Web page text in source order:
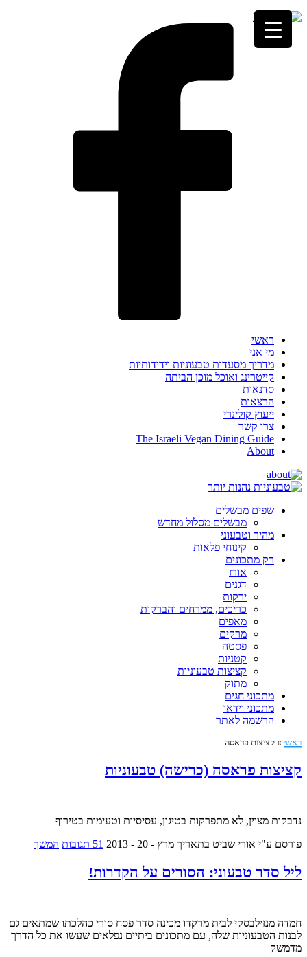
ראשי
מי אני
מדריך מסעדות טבעוניות וידידותיות
קייטרינג ואוכל מוכן הביתה
סדנאות
הרצאות
ייעוץ קולינרי
צרו קשר
The Israeli Vegan Dining Guide
About
שפים מבשלים
מבשלים מסלול מחדש
מהיר וטבעוני
קינוחי פלאות
רק מתכונים
אורז
דגנים
ירקות
כריכים, ממרחים והברקות
מאפים
מרקים
פסטה
קטניות
קציצות טבעוניות
מתוק
מתכוני חגים
מתכוני וידאו
הרשמה לאתר
ראשי » קציצות פראסה
קציצות פראסה (כרישה) טבעוניות
נדבקות מצוין, לא מתפרקות בטיגון, עסיסיות וטעימות בטירוף
פורסם ע"י אורי שביט בתאריך מרץ - 20 - 2013 51 תגובות המשך
ליל סדר טבעוני: הסורים על הקדרות!
חמדה מנזילבסקי לבית מרקדו מכינה סדר פסח סורי כהלכתו שמתאים גם
לבנות הטבעוניות שלה, עם מתכונים ביתיים נפלאים שעשו את כל הדרך
מדמשק